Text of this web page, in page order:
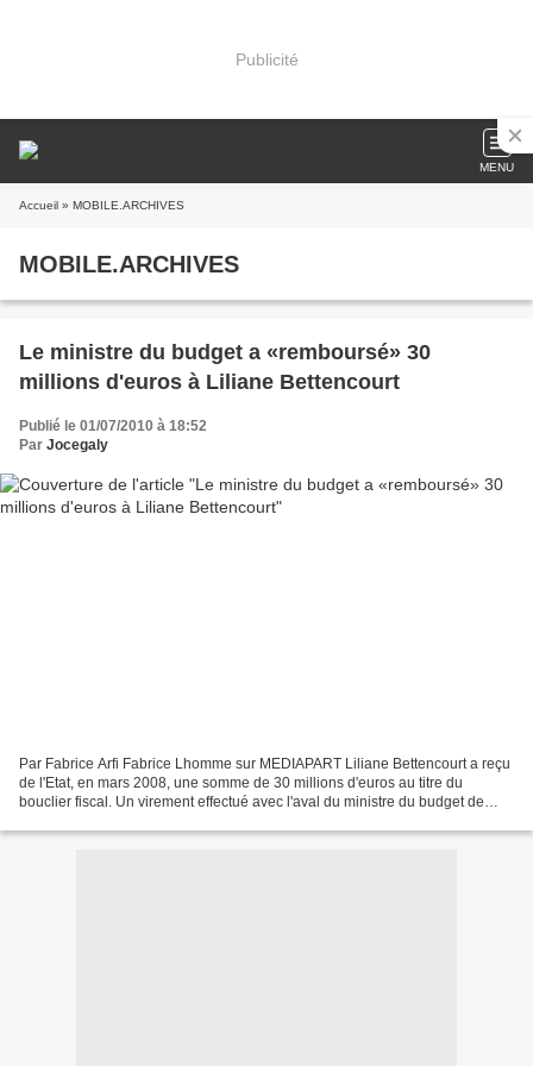
Publicité
MENU
Accueil » MOBILE.ARCHIVES
MOBILE.ARCHIVES
Le ministre du budget a «remboursé» 30
millions d'euros à Liliane Bettencourt
Publié le 01/07/2010 à 18:52
Par Jocegaly
Par Fabrice Arfi Fabrice Lhomme sur MEDIAPART Liliane Bettencourt a reçu
de l'Etat, en mars 2008, une somme de 30 millions d'euros au titre du
bouclier fiscal. Un virement effectué avec l'aval du ministre du budget de